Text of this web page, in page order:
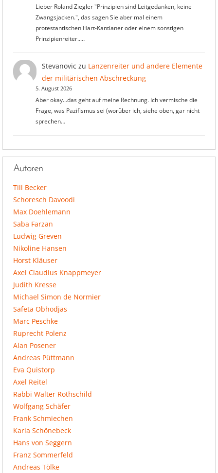
Lieber Roland Ziegler "Prinzipien sind Leitgedanken, keine
Zwangsjacken.", das sagen Sie aber mal einem
protestantischen Hart-Kantianer oder einem sonstigen
Prinzipienreiter..…
Stevanovic zu Lanzenreiter und andere Elemente
der militärischen Abschreckung
5. August 2026
Aber okay...das geht auf meine Rechnung. Ich vermische die
Frage, was Pazifismus sei (worüber ich, siehe oben, gar nicht
sprechen…
Autoren
Till Becker
Schoresch Davoodi
Max Doehlemann
Saba Farzan
Ludwig Greven
Nikoline Hansen
Horst Kläuser
Axel Claudius Knappmeyer
Judith Kresse
Michael Simon de Normier
Safeta Obhodjas
Marc Peschke
Ruprecht Polenz
Alan Posener
Andreas Püttmann
Eva Quistorp
Axel Reitel
Rabbi Walter Rothschild
Wolfgang Schäfer
Frank Schmiechen
Karla Schönebeck
Hans von Seggern
Franz Sommerfeld
Andreas Tölke